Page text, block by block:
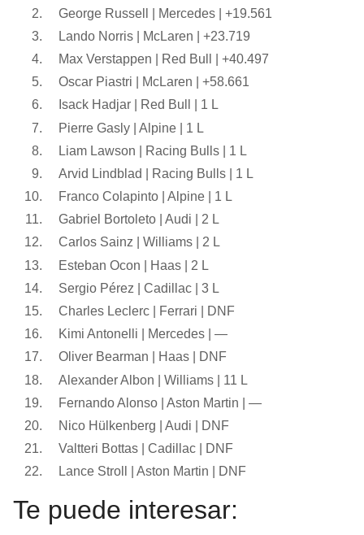
George Russell | Mercedes | +19.561
Lando Norris | McLaren | +23.719
Max Verstappen | Red Bull | +40.497
Oscar Piastri | McLaren | +58.661
Isack Hadjar | Red Bull | 1 L
Pierre Gasly | Alpine | 1 L
Liam Lawson | Racing Bulls | 1 L
Arvid Lindblad | Racing Bulls | 1 L
Franco Colapinto | Alpine | 1 L
Gabriel Bortoleto | Audi | 2 L
Carlos Sainz | Williams | 2 L
Esteban Ocon | Haas | 2 L
Sergio Pérez | Cadillac | 3 L
Charles Leclerc | Ferrari | DNF
Kimi Antonelli | Mercedes | —
Oliver Bearman | Haas | DNF
Alexander Albon | Williams | 11 L
Fernando Alonso | Aston Martin | —
Nico Hülkenberg | Audi | DNF
Valtteri Bottas | Cadillac | DNF
Lance Stroll | Aston Martin | DNF
Te puede interesar: